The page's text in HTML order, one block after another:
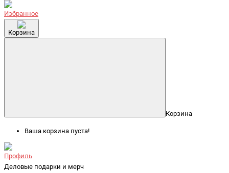
Избранное
Корзина
Корзина
Ваша корзина пуста!
Профиль
Деловые подарки и мерч